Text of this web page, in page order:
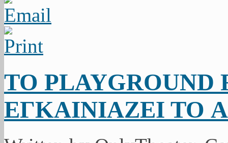
ΤΟ PLAYGROUND
ΕΓΚΑΙΝΙΑΖΕΙ ΤΟ